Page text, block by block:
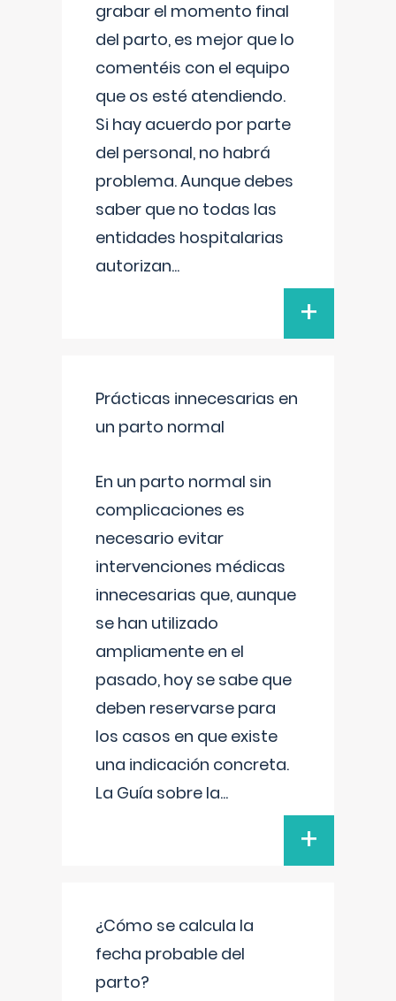
grabar el momento final
del parto, es mejor que lo
comentéis con el equipo
que os esté atendiendo.
Si hay acuerdo por parte
del personal, no habrá
problema. Aunque debes
saber que no todas las
entidades hospitalarias
autorizan...
+
Prácticas innecesarias en
un parto normal
En un parto normal sin
complicaciones es
necesario evitar
intervenciones médicas
innecesarias que, aunque
se han utilizado
ampliamente en el
pasado, hoy se sabe que
deben reservarse para
los casos en que existe
una indicación concreta.
La Guía sobre la...
+
¿Cómo se calcula la
fecha probable del
parto?